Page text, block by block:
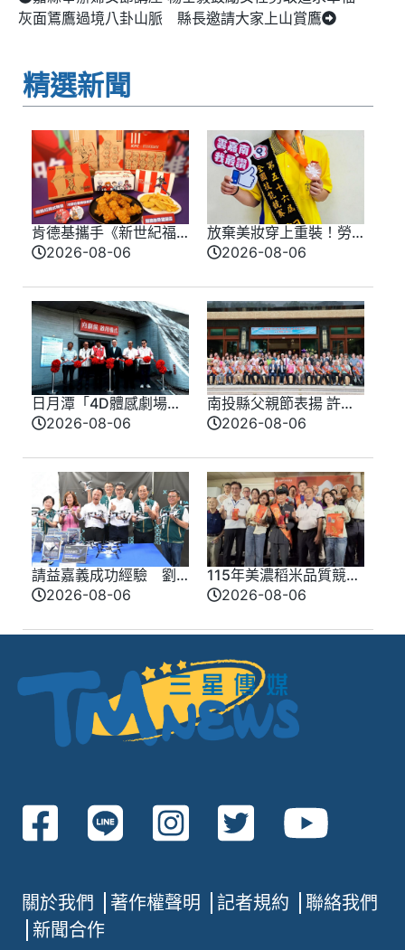
灰面鵟鷹過境八卦山脈 縣長邀請大家上山賞鷹
精選新聞
肯德基攜手《新世紀福
音戰士》8/11霸脆覺醒
牌！
2026-08-06
放棄美妝穿上重裝！勞
動部南分署16歲女銲將
2026-08-06
日月潭「4D體感劇場」
震撼登場 日管處打造五
新體驗
2026-08-06
南投縣父親節表揚 許淑
華肯定模範父親感謝付
2026-08-06
請益嘉義成功經驗 劉
建國端三大政見打造
2026-08-06
115年美濃稻米品質競賽
開跑 高雄147論壇揭開
2026-08-06
關於我們 著作權聲明 記者規約
聯絡我們
新聞合作